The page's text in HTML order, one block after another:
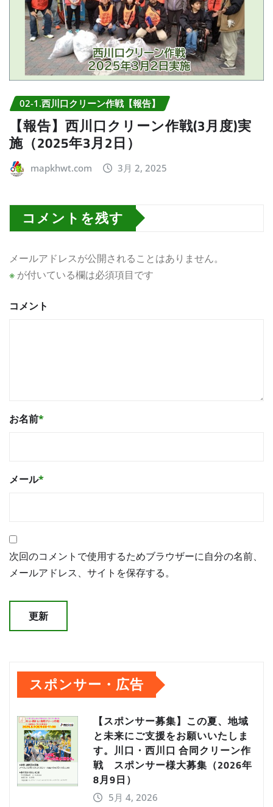
02-1.西川口クリーン作戦【報告】
【報告】西川口クリーン作戦(3月度)実
施（2025年3月2日）
mapkhwt.com 3月 2, 2025
コメントを残す
メールアドレスが公開されることはありません。
※ が付いている欄は必須項目です
コメント
お名前*
メール*
次回のコメントで使用するためブラウザーに自分の名前、
メールアドレス、サイトを保存する。
スポンサー・広告
【スポンサー募集】この夏、地域
と未来にご支援をお願いいたしま
す。川口・西川口 合同クリーン作
戦 スポンサー様大募集（2026年
8月9日）
5月 4, 2026